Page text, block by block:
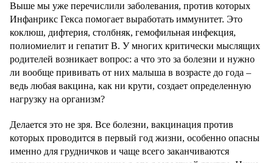
Выше мы уже перечислили заболевания, против которых
Инфанрикс Гекса помогает выработать иммунитет. Это
коклюш, дифтерия, столбняк, гемофильная инфекция,
полиомиелит и гепатит В. У многих критически мыслящих
родителей возникает вопрос: а что это за болезни и нужно
ли вообще прививать от них малыша в возрасте до года –
ведь любая вакцина, как ни крути, создает определенную
нагрузку на организм?
Делается это не зря. Все болезни, вакцинация против
которых проводится в первый год жизни, особенно опасны
именно для грудничков и чаще всего заканчиваются